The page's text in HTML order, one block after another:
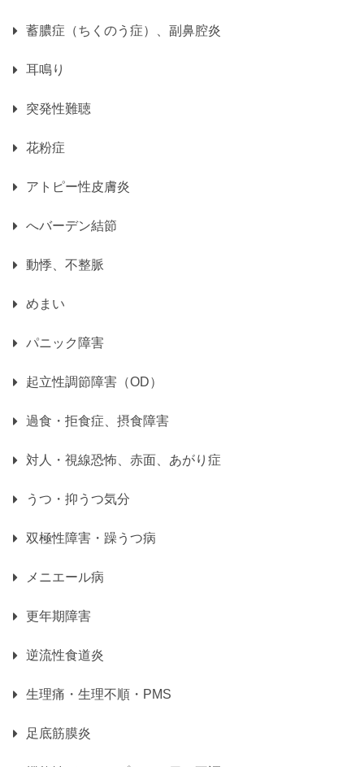
蓄膿症（ちくのう症）、副鼻腔炎
耳鳴り
突発性難聴
花粉症
アトピー性皮膚炎
へバーデン結節
動悸、不整脈
めまい
パニック障害
起立性調節障害（OD）
過食・拒食症、摂食障害
対人・視線恐怖、赤面、あがり症
うつ・抑うつ気分
双極性障害・躁うつ病
メニエール病
更年期障害
逆流性食道炎
生理痛・生理不順・PMS
足底筋膜炎